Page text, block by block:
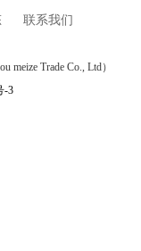
联系我们
meize Trade Co., Ltd）
-3